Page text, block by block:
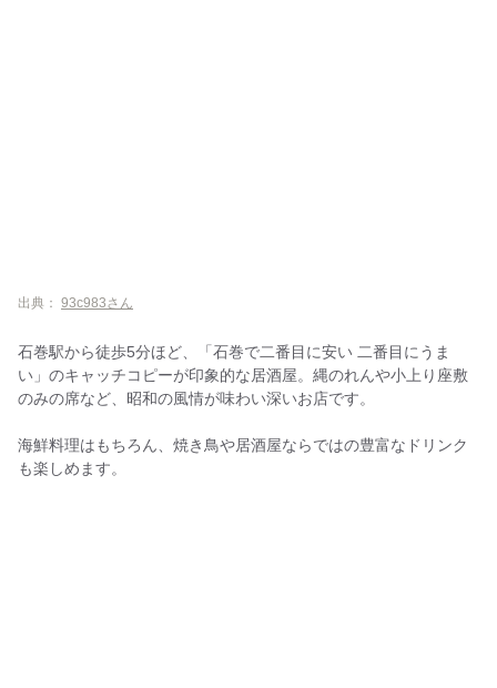
出典： 93c983さん
石巻駅から徒歩5分ほど、「石巻で二番目に安い 二番目にうま
い」のキャッチコピーが印象的な居酒屋。縄のれんや小上り座敷
のみの席など、昭和の風情が味わい深いお店です。
海鮮料理はもちろん、焼き鳥や居酒屋ならではの豊富なドリンク
も楽しめます。